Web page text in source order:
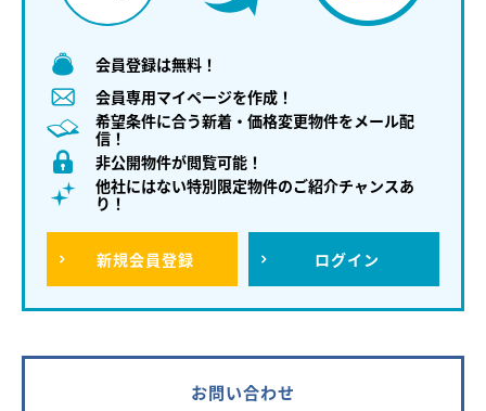
会員登録は無料！
会員専用マイページを作成！
希望条件に合う新着・価格変更物件をメール配
信！
非公開物件が閲覧可能！
他社にはない特別限定物件のご紹介チャンスあ
り！
新規会員登録 ログイン
お問い合わせ